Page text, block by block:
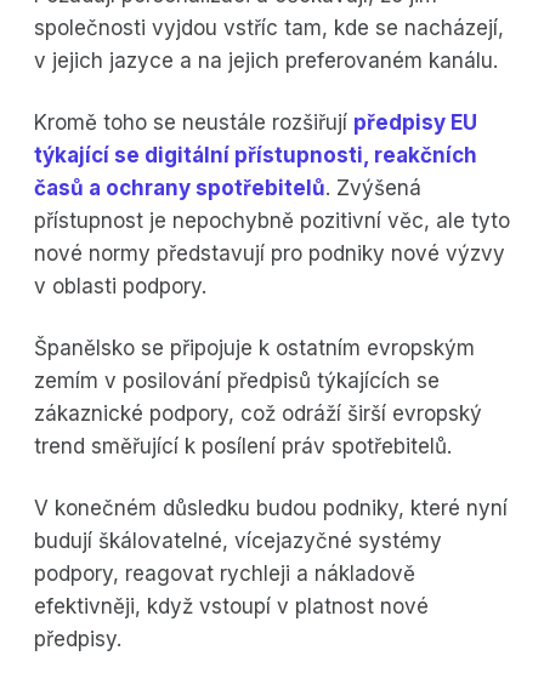
společnosti vyjdou vstříc tam, kde se nacházejí,
v jejich jazyce a na jejich preferovaném kanálu.
Kromě toho se neustále rozšiřují předpisy EU
týkající se digitální přístupnosti, reakčních
časů a ochrany spotřebitelů. Zvýšená
přístupnost je nepochybně pozitivní věc, ale tyto
nové normy představují pro podniky nové výzvy
v oblasti podpory.
Španělsko se připojuje k ostatním evropským
zemím v posilování předpisů týkajících se
zákaznické podpory, což odráží širší evropský
trend směřující k posílení práv spotřebitelů.
V konečném důsledku budou podniky, které nyní
budují škálovatelné, vícejazyčné systémy
podpory, reagovat rychleji a nákladově
efektivněji, když vstoupí v platnost nové
předpisy.